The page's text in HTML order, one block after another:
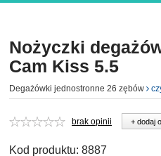
Nożyczki
Cam Kiss 5.5
Degażówki jednostronne 26 zębów
brak opinii + dodaj
Kod produktu: 8887